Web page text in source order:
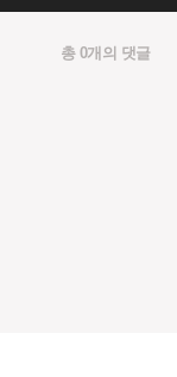
총 0개의 댓글